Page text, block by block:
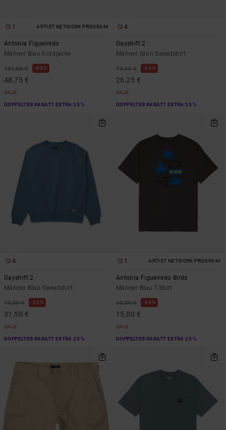
1 ARTIST NETWORK PROGRAM
Antonia Figueiredo
Männer Blau Kordjacke
130,00 € 63%
48,75 €
SALE
DOPPELTER RABATT EXTRA 25 %
4
Dayshift 2
Männer Grün Sweatshirt
70,00 € 63%
26,25 €
SALE
DOPPELTER RABATT EXTRA 25 %
4
Dayshift 2
Männer Blau Sweatshirt
70,00 € 55%
31,50 €
SALE
DOPPELTER RABATT EXTRA 25 %
1 ARTIST NETWORK PROGRAM
Antonia Figueiredo Birds
Männer Blau T-Shirt
40,00 € 63%
15,00 €
SALE
DOPPELTER RABATT EXTRA 25 %